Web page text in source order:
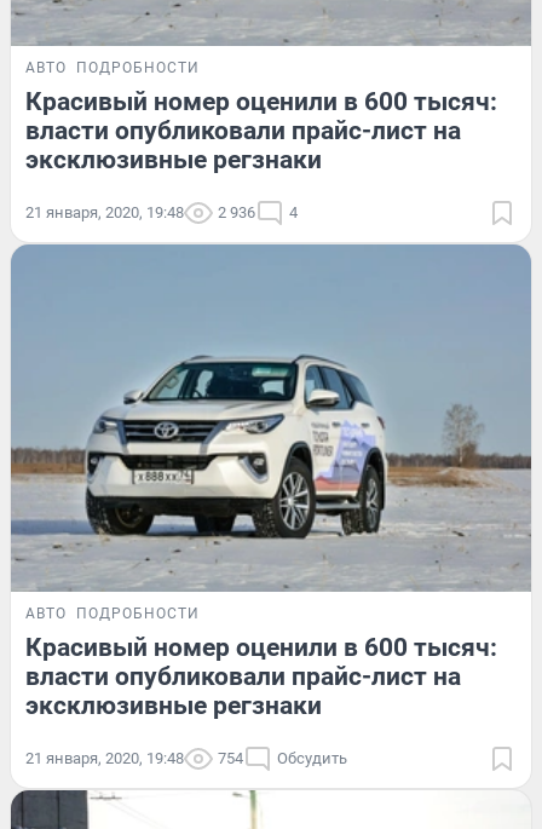
АВТО ПОДРОБНОСТИ
Красивый номер оценили в 600 тысяч:
власти опубликовали прайс-лист на
эксклюзивные регзнаки
21 января, 2020, 19:48 2 936 4
АВТО ПОДРОБНОСТИ
Красивый номер оценили в 600 тысяч:
власти опубликовали прайс-лист на
эксклюзивные регзнаки
21 января, 2020, 19:48 754 Обсудить